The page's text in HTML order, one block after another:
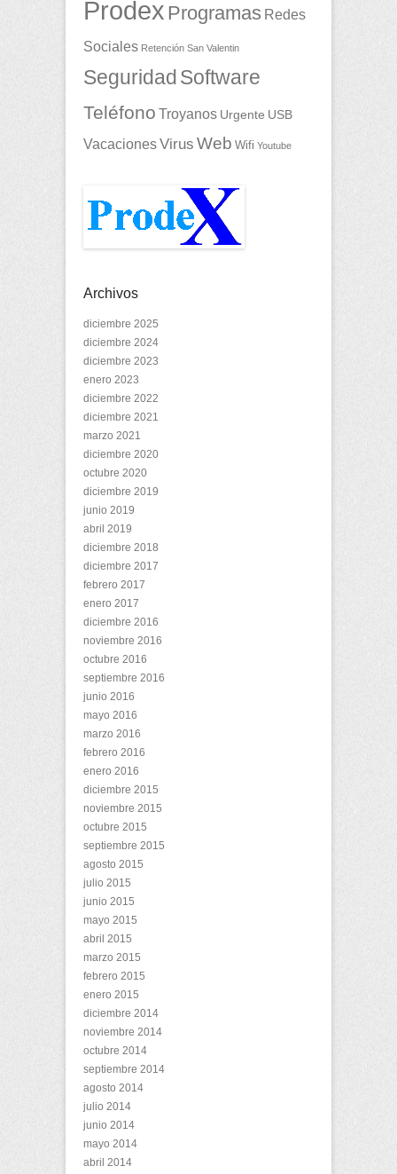
Prodex Programas Redes
Sociales Retención San Valentin
Seguridad Software
Teléfono Troyanos Urgente USB
VacacionesVirus Web Wifi Youtube
Archivos
diciembre 2025
diciembre 2024
diciembre 2023
enero 2023
diciembre 2022
diciembre 2021
marzo 2021
diciembre 2020
octubre 2020
diciembre 2019
junio 2019
abril 2019
diciembre 2018
diciembre 2017
febrero 2017
enero 2017
diciembre 2016
noviembre 2016
octubre 2016
septiembre 2016
junio 2016
mayo 2016
marzo 2016
febrero 2016
enero 2016
diciembre 2015
noviembre 2015
octubre 2015
septiembre 2015
agosto 2015
julio 2015
junio 2015
mayo 2015
abril 2015
marzo 2015
febrero 2015
enero 2015
diciembre 2014
noviembre 2014
octubre 2014
septiembre 2014
agosto 2014
julio 2014
junio 2014
mayo 2014
abril 2014